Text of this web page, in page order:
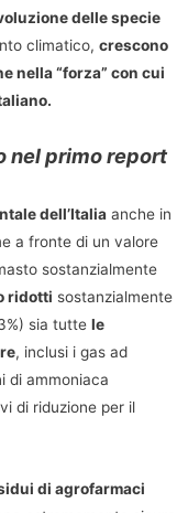
delle specie
climatico, crescono
nella “forza” con cui
nel primo report
dell’Italia anche in
a fronte di un valore
sostanzialmente
ridotti sostanzialmente
sia tutte le
, inclusi i gas ad
di ammoniaca
di riduzione per il
di agrofarmaci